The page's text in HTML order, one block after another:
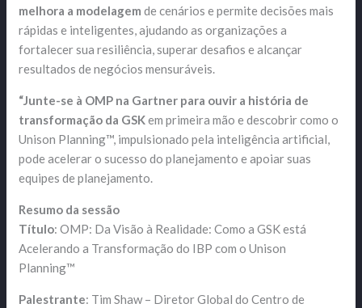
melhora a modelagem de cenários e permite decisões mais
rápidas e inteligentes, ajudando as organizações a
fortalecer sua resiliência, superar desafios e alcançar
resultados de negócios mensuráveis.
“Junte-se à OMP na Gartner para ouvir a história de
transformação da GSKem primeira mão e descobrir como o
Unison Planning™, impulsionado pela inteligência artificial,
pode acelerar o sucesso do planejamento e apoiar suas
equipes de planejamento.
Resumo da sessão
Título: OMP: Da Visão à Realidade: Como a GSK está
Acelerando a Transformação do IBP com o Unison
Planning™
Palestrante: Tim Shaw – Diretor Global do Centro de